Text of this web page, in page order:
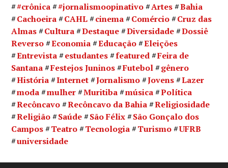
#crônica #jornalismoopinativo Artes
Bahia
Cachoeira
CAHL cinema Comércio
Cruz das
Almas
Cultura Destaque Diversidade
Dossiê
Reverso
Economia Educação
Eleições
Entrevista
estudantes featured
Feira de
Santana
Festejos Juninos Futebol
gênero
História
Internet Jornalismo Jovens
Lazer
moda
mulher Muritiba música
Política
Recôncavo
Recôncavo da Bahia
Religiosidade
Religião
Saúde São Félix
São Gonçalo dos
Campos
Teatro Tecnologia Turismo
UFRB
universidade